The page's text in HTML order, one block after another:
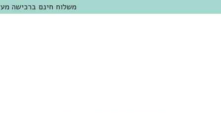
משלוח חינם ברכישה מעל 300 ש"ח | אופציה למשלוח מהיום להיום באזור המרכז | מוזמנים לבקר בחנות